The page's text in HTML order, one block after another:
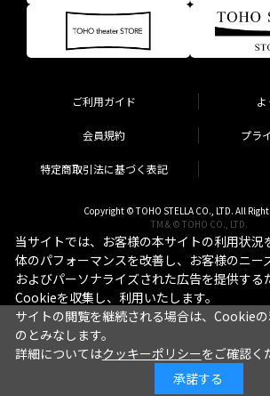
ご利用ガイド
会員規約 プラ
特定商取引法に基づく表記
Copyright © TOHO STELLA CO., LTD. All
TM & © TOHO CO., LTD.
当サイトでは、お客様の本サイトの利用状況
体のパフォーマンスを改善し、お客様のニー
およびパーソナライズされた広告を提供する
Cookieを収集し、利用いたします。
サイトの閲覧を継続される場合は、Cookie
のとみなします。
詳細についてはクッキーポリシーをご確認く
承諾する